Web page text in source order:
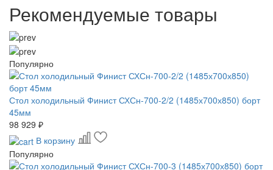
Рекомендуемые товары
Популярно
Стол холодильный Финист СХСн-700-2/2 (1485х700х850) борт
45мм
98 929 ₽
В корзину
Популярно